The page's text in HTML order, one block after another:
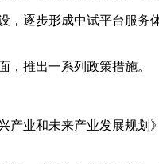
逐步形成中试平台服务
推出一系列政策措施。
业和未来产业发展规划